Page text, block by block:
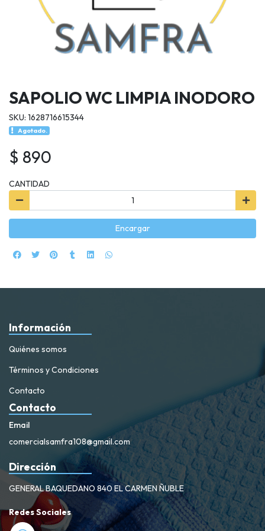
SAPOLIO WC LIMPIA INODORO
SKU: 1628716615344
Agotado.
$ 890
CANTIDAD
Encargar
Información
Quiénes somos
Términos y Condiciones
Contacto
Contacto
Email
comercialsamfra108@gmail.com
Dirección
GENERAL BAQUEDANO 840 EL CARMEN ÑUBLE
Redes Sociales